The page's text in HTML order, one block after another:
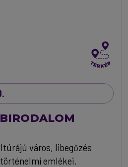
város, libegőzés
emlékei.